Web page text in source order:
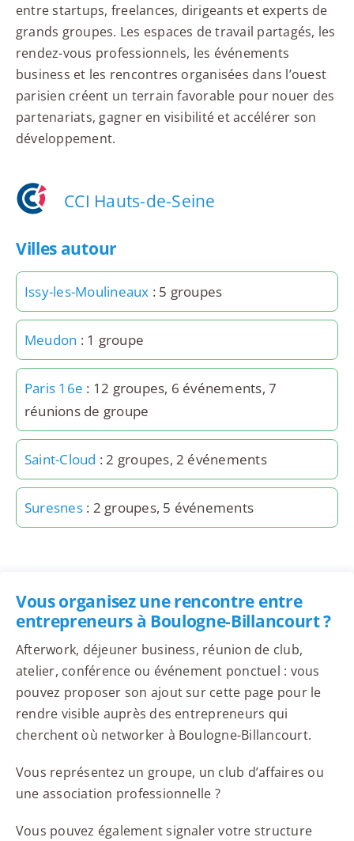
entre startups, freelances, dirigeants et experts de
grands groupes. Les espaces de travail partagés, les
rendez-vous professionnels, les événements
business et les rencontres organisées dans l’ouest
parisien créent un terrain favorable pour nouer des
partenariats, gagner en visibilité et accélérer son
développement.
CCI Hauts-de-Seine
Villes autour
Issy-les-Moulineaux : 5 groupes
Meudon : 1 groupe
Paris 16e : 12 groupes, 6 événements, 7
réunions de groupe
Saint-Cloud : 2 groupes, 2 événements
Suresnes: 2 groupes, 5 événements
Vous organisez une rencontre entre
entrepreneurs à Boulogne-Billancourt ?
Afterwork, déjeuner business, réunion de club,
atelier, conférence ou événement ponctuel : vous
pouvez proposer son ajout sur cette page pour le
rendre visible auprès des entrepreneurs qui
cherchent où networker à Boulogne-Billancourt.
Vous représentez un groupe, un club d’affaires ou
une association professionnelle ?
Vous pouvez également signaler votre structure